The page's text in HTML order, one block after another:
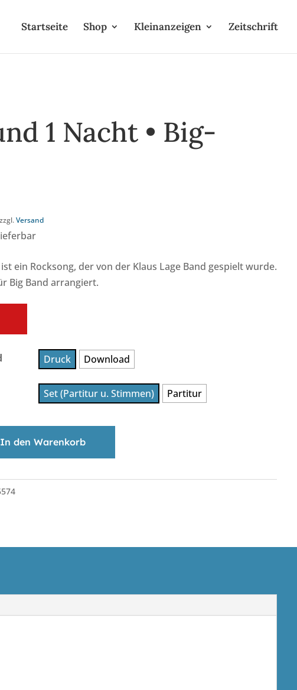
Startseite Shop Kleinanzeigen Zeitschrift
1 Nacht • Big-
Versand
ein Rocksong, der von der Klaus Lage Band gespielt wurde.
Big Band arrangiert.
Druck Download
Set (Partitur u. Stimmen) Partitur
In den Warenkorb